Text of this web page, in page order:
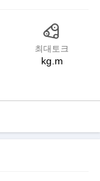
최대토크
kg.m